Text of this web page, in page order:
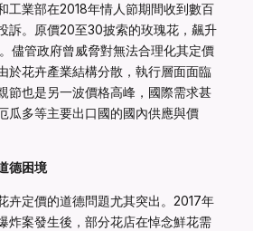
工業部在2018年情人節期間收到數百
訴。原價20至30披索的玫瑰花，飆升
儘管政府曾威脅對無法合理化其定價
於花卉產業結構分散，執行層面面臨
節也是另一波價格高峰，國際需求甚
瓜多等主要出口國的國內供應與價
德困境
卉定價的道德問題尤其突出。2017年
炸案發生後，部分花店在悼念鮮花需